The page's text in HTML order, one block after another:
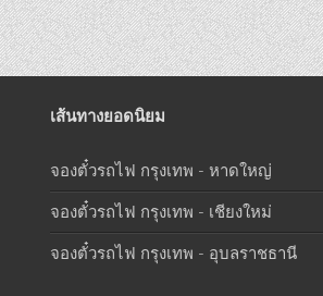
เส้นทางยอดนิยม
จองตั๋วรถไฟ กรุงเทพ - หาดใหญ่
จองตั๋วรถไฟ กรุงเทพ - เชียงใหม่
จองตั๋วรถไฟ กรุงเทพ - อุบลราชธานี